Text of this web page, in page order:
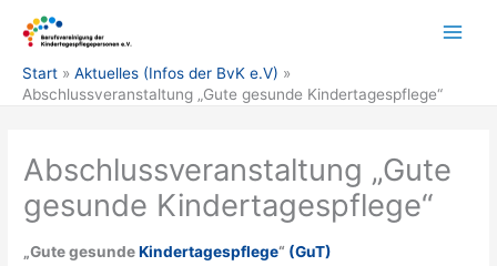
Inhalt
springen
Start
Aktuelles (Infos der BvK e.V)
Abschlussveranstaltung „Gute gesunde Kindertagespflege“
Abschlussveranstaltung „Gute
gesunde Kindertagespflege“
„Gute gesundeKindertagespflege“ (GuT)